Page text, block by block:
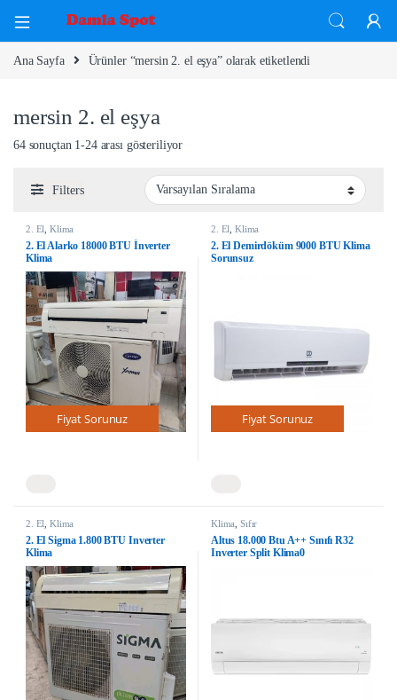
Ana Sayfa Ürünler “mersin 2. el eşya” olarak etiketlendi
mersin 2. el eşya
64 sonuçtan 1-24 arası gösteriliyor
Filters
2. El ,Klima
2. El Alarko 18000 BTU İnverter
Klima
Fiyat Sorunuz
2. El ,Klima
2. El Demirdöküm 9000 BTU Klima
Sorunsuz
Fiyat Sorunuz
2. El ,Klima
2. El Sigma 1.800 BTU Inverter
Klima
Klima ,Sıfır
Altus 18.000 Btu A++ Sınıfı R32
Inverter Split Klima0